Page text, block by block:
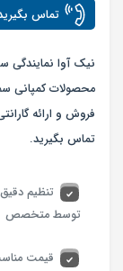
تماس
نیک آوا
محصولات کمپانی
فروش و ارائه
تماس بگیرید.
تنظیم
توسط متخصص
قیمت